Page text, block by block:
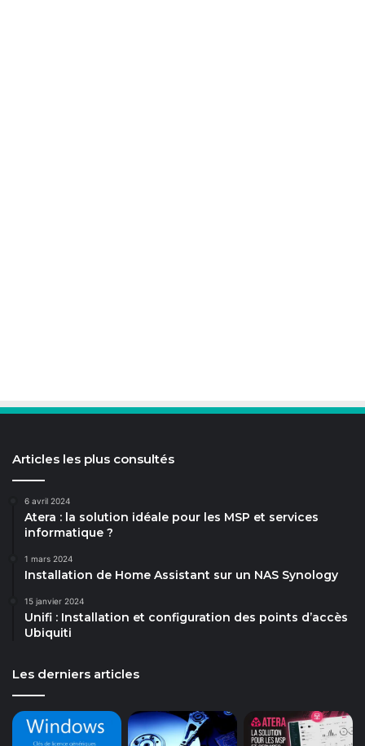
Articles les plus consultés
6 avril 2024
Atera : la solution idéale pour les MSP et services
informatique ?
1 mars 2024
Installation de Home Assistant sur un NAS Synology
15 janvier 2024
Unifi : Installation et configuration des points d’accès
Ubiquiti
Les derniers articles